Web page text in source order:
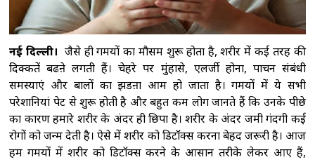
इंग्लिश: कोच मैकडोनाल्ड
नई दिल्ली। जैसे ही गर्मियों का मौसम शुरू होता है, शरीर में कई तरह की
दिक्कतें बढऩे लगती हैं। चेहरे पर मुंहासे, एलर्जी होना, पाचन संबंधी
समस्याएं और बालों का झडऩा आम हो जाता है। गर्मियों में ये सभी
परेशानियां पेट से शुरू होती है और बहुत कम लोग जानते हैं कि उनके पीछे
का कारण हमारे शरीर के अंदर ही छिपा है। शरीर के अंदर जमी गंदगी कई
रोगों को जन्म देती है। ऐसे में शरीर को डिटॉक्स करना बेहद जरूरी है। आज
हम गर्मियों में शरीर को डिटॉक्स करने के आसान तरीके लेकर आए हैं,